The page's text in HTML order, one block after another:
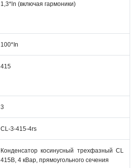
1,3*ln (включая гармоники)
100*In
415
3
CL-3-415-4rs
Конденсатор косинусный трехфазный CL
415В, 4 кВар, прямоугольного сечения